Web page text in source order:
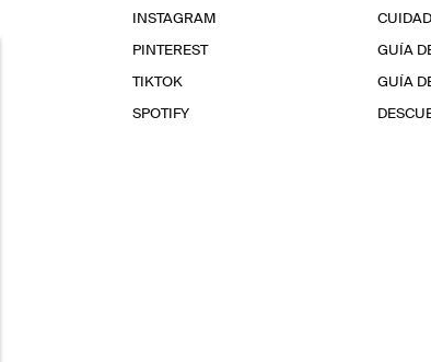
INSTAGRAM
PINTEREST
TIKTOK
SPOTIFY
GUÍA
GUÍA